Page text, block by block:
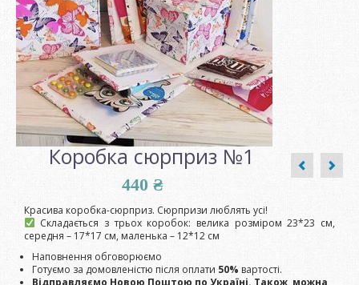
Коробка сюрприз №1
440₴
Красива коробка-сюрприз. Сюрпризи люблять усі!
Складається з трьох коробок: велика розміром 23*23 см,
середня – 17*17 см, маленька – 12*12 см
Наповнення обговорюємо
Готуємо за домовленістю після оплати 50% вартості.
Відправляємо Новою Поштою по Україні. Також, можна